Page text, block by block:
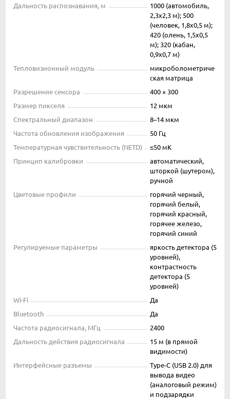
Дальность распознавания, м
1000 (автомобиль,
2,3х2,3 м); 500
(человек, 1,8х0,5 м);
420 (олень, 1,5х0,5
м); 320 (кабан,
0,9х0,7 м)
Тепловизионный модуль
микроболометриче
ская матрица
Разрешение сенсора
400 × 300
Размер пикселя
12 мкм
Спектральный диапазон
8–14 мкм
Частота обновления изображения
50 Гц
Температурная чувствительность (NETD)
≤50 мК
Принцип калибровки
автоматический,
шторкой (шутером),
ручной
Цветовые профили
горячий черный,
горячий белый,
горячий красный,
горячее железо,
горячий синий
Регулируемые параметры
яркость детектора (5
уровней),
контрастность
детектора (5
уровней)
Wi-Fi
Да
Bluetooth
Да
Частота радиосигнала, МГц
2400
Дальность действия радиосигнала
15 м (в прямой
видимости)
Интерфейсные разъемы
Type-C (USB 2.0) для
вывода видео
(аналоговый режим)
и подзарядки